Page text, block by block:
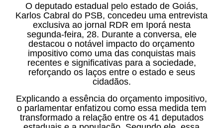
O deputado estadual pelo estado de Goiás,
Karlos Cabral do PSB, concedeu uma entrevista
exclusiva ao jornal RDR em Iporá nesta
segunda-feira, 28. Durante a conversa, ele
destacou o notável impacto do orçamento
impositivo como uma das conquistas mais
recentes e significativas para a sociedade,
reforçando os laços entre o estado e seus
cidadãos.
Explicando a essência do orçamento impositivo,
o parlamentar enfatizou como essa medida tem
transformado a relação entre os 41 deputados